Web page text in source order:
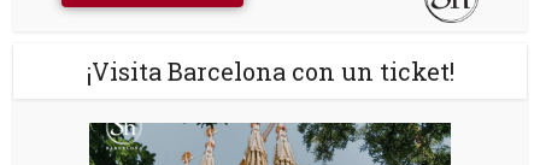
¡Visita Barcelona con un ticket!